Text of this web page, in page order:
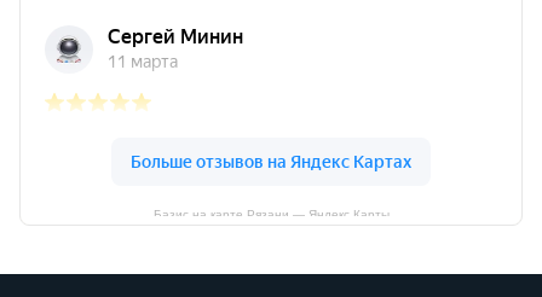
Базис на карте Рязани — Яндекс Карты